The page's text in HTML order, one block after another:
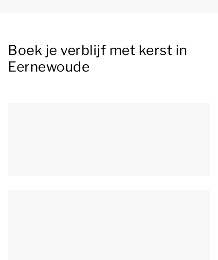
Boek je verblijf met kerst in
Eernewoude